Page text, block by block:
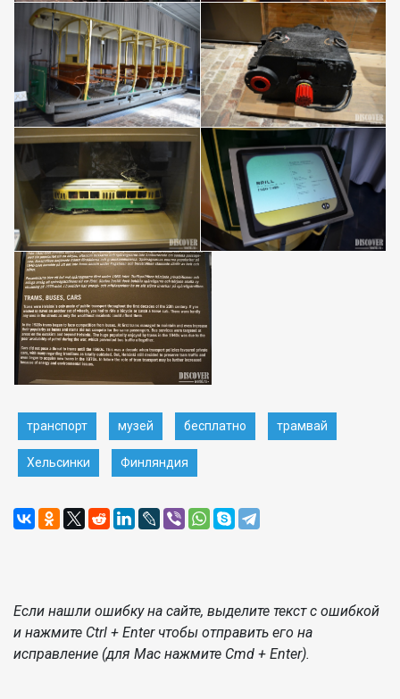
транспорт музей бесплатно трамвай
Хельсинки Финляндия
Если нашли ошибку на сайте, выделите текст с ошибкой
и нажмите Ctrl + Enter чтобы отправить его на
исправление (для Mac нажмите Cmd + Enter).